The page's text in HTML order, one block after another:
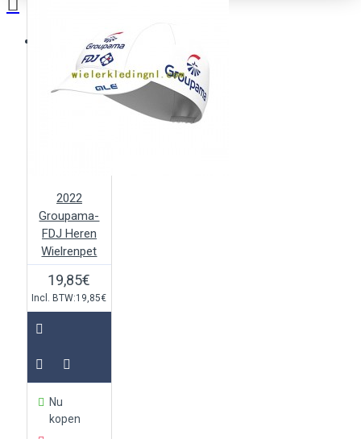
Je winkelwagentje is leeg!
2022
Groupama-
FDJ Heren
Wielrenpet
19,85€
Incl. BTW:19,85€
Nu
kopen